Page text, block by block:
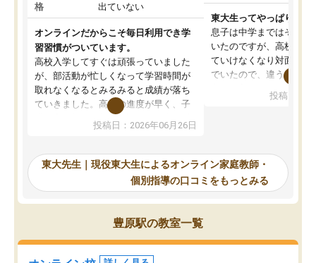
格
出ていない
オンラインだからこそ毎日利用でき学
習習慣がついています。
高校入学してすぐは頑張っていました
が、部活動が忙しくなって学習時間が
取れなくなるとみるみると成績が落ち
ていきました。高校の進度が早く、子
供も家に帰って勉強の話すると嫌な反
応を示します。東大先生にお願いして
れるので、親としても安心です。毎日
使える自習室とかもあり、わからない
ところがあれば先生が回答してくれる
のも重宝しています。
投稿日：2026年06月26日
東大生ってやっぱりすご
息子は中学まではそこそ
いたのですが、高校に入
ていけなくなり対面の塾
でいたので、違うアプロ
で、当初は模試でD判定
自習室が毎日使えていつ
るのが心強かったよう
謝です。
投稿日：
東大先生｜現役東大生によるオンライン家庭教師・
個別指導の口コミをもっとみる
豊原駅の教室一覧